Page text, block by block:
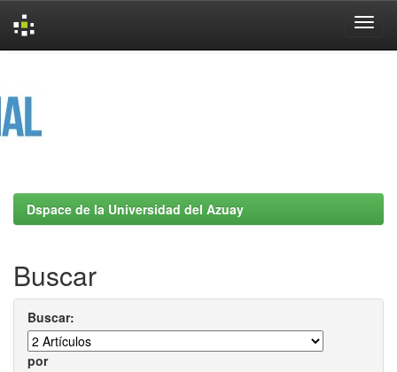
Dspace de la Universidad del Azuay
Buscar
Buscar:
por